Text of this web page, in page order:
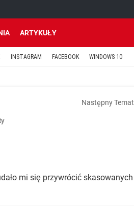
ARTYKUŁY
INSTAGRAM FACEBOOK WINDOWS 10
Następny Temat
mi się przywrócić skasowanych